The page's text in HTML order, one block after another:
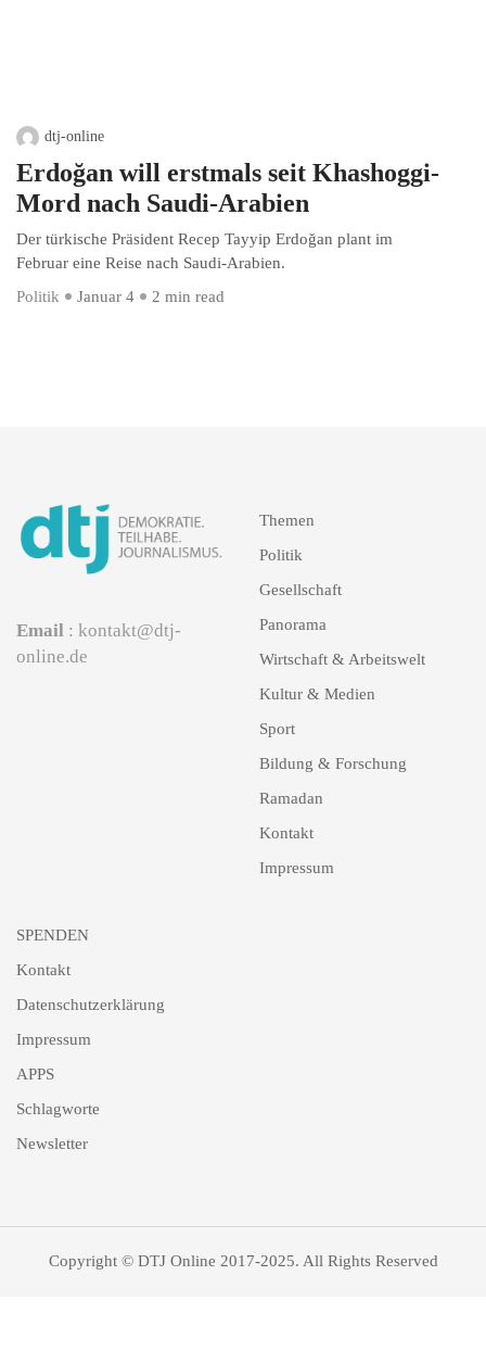
dtj-online
Erdoğan will erstmals seit Khashoggi-
Mord nach Saudi-Arabien
Der türkische Präsident Recep Tayyip Erdoğan plant im
Februar eine Reise nach Saudi-Arabien.
Politik
Januar 4 2 min read
Email : kontakt@dtj-
online.de
Themen
Politik
Gesellschaft
Panorama
Wirtschaft & Arbeitswelt
Kultur & Medien
Sport
Bildung & Forschung
Ramadan
Kontakt
Impressum
SPENDEN
Kontakt
Datenschutzerklärung
Impressum
APPS
Schlagworte
Newsletter
Copyright © DTJ Online 2017-2025. All Rights Reserved